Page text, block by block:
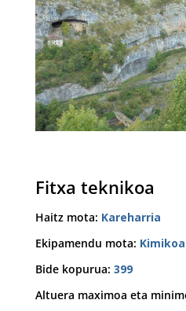
Fitxa teknikoa
Haitz mota: Kareharria
Ekipamendu mota:
Bide kopurua: 399
Altuera maximoa eta